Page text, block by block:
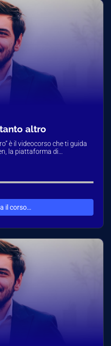
altro
è il videocorso che ti guida
la piattaforma di…
il corso…